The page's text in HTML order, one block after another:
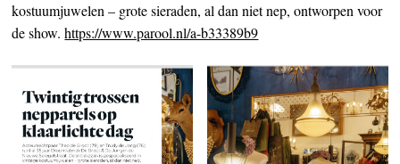
kostuumjuwelen – grote sieraden, al dan niet nep, ontworpen voor
de show.https://www.parool.nl/a-b33389b9